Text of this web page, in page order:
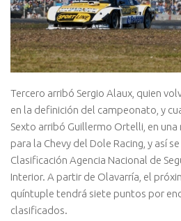
Tercero arribó Sergio Alaux, quien
en la definición del campeonato, y
Sexto arribó Guillermo Ortelli, en
para la Chevy del Dole Racing, y así
Clasificación Agencia Nacional de
Interior. A partir de Olavarría, el
quíntuple tendrá siete puntos por
clasificados.